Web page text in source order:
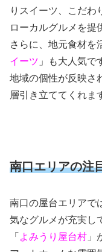
りスイーツ、こだわ
ローカルグルメを提
さらに、地元食材を
イーツ 」も大人気で
地域の個性が反映さ
層引き立ててくれま
南口エリアの注
南口の屋台エリアで
気なグルメが充実し
「 よみうり屋台村 」